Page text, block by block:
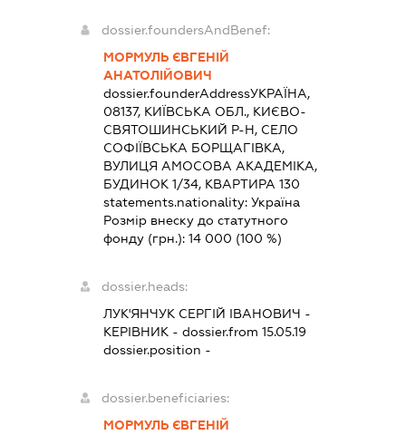
dossier.foundersAndBenef:
МОРМУЛЬ ЄВГЕНІЙ
АНАТОЛІЙОВИЧ
dossier.founderAddressУКРАЇНА,
08137, КИЇВСЬКА ОБЛ., КИЄВО-
СВЯТОШИНСЬКИЙ Р-Н, СЕЛО
СОФІЇВСЬКА БОРЩАГІВКА,
ВУЛИЦЯ АМОСОВА АКАДЕМІКА,
БУДИНОК 1/34, КВАРТИРА 130
statements.nationality: Україна
Розмір внеску до статутного
фонду (грн.): 14 000 (100 %)
dossier.heads:
ЛУК'ЯНЧУК СЕРГІЙ ІВАНОВИЧ -
КЕРІВНИК- dossier.from 15.05.19
dossier.position -
dossier.beneficiaries:
МОРМУЛЬ ЄВГЕНІЙ